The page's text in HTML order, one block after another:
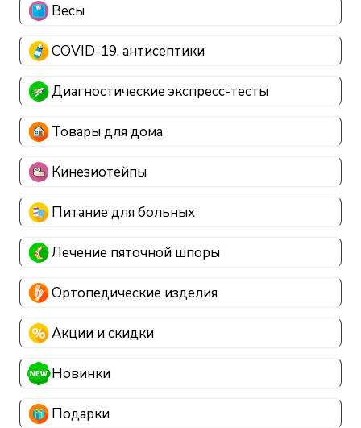
Весы
COVID-19, антисептики
Диагностические экспресс-тесты
Товары для дома
Кинезиотейпы
Питание для больных
Лечение пяточной шпоры
Ортопедические изделия
Акции и скидки
Новинки
Подарки